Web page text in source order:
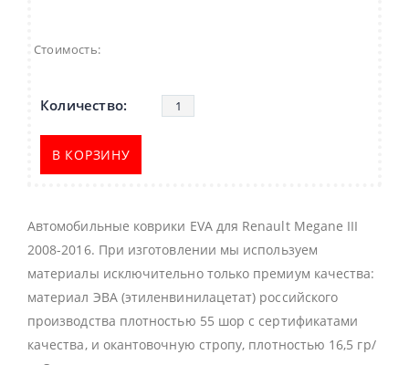
Стоимость:
В КОРЗИНУ
Автомобильные коврики EVA для Renault Megane III
2008-2016. При изготовлении мы используем
материалы исключительно только премиум качества:
материал ЭВА (этиленвинилацетат) российского
производства плотностью 55 шор с сертификатами
качества, и окантовочную стропу, плотностью 16,5 гр/